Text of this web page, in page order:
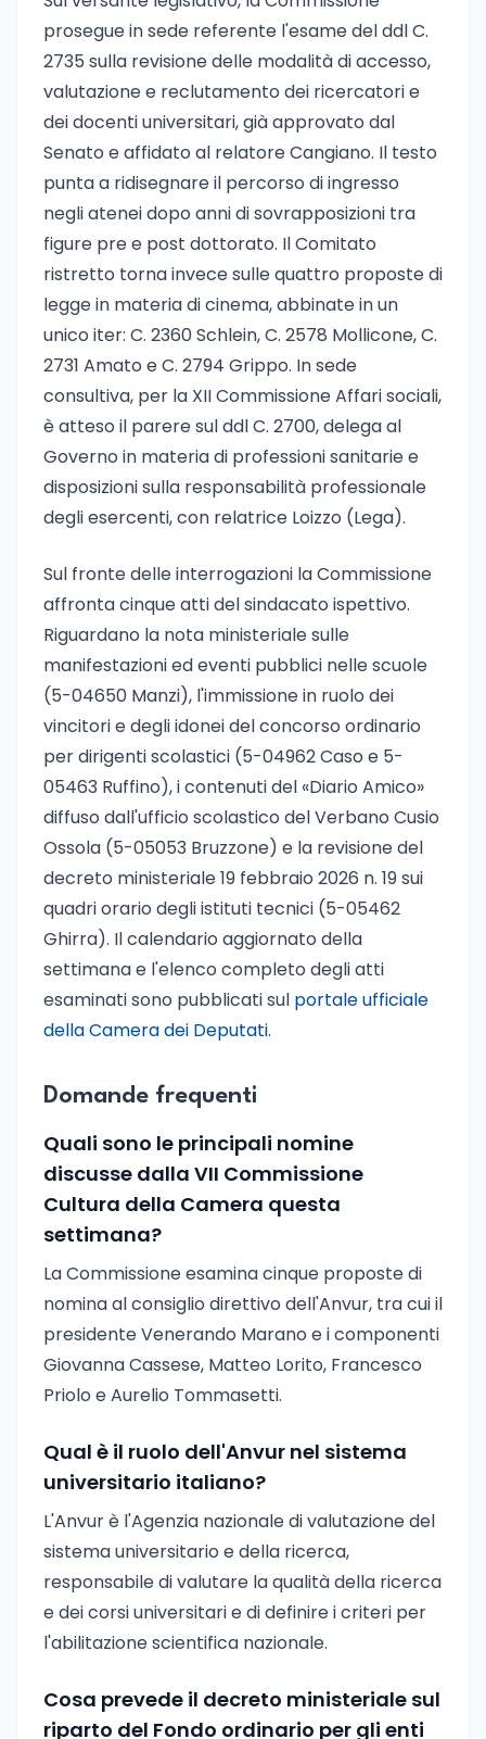
prosegue in sede referente l'esame del ddl C.
2735 sulla revisione delle modalità di accesso,
valutazione e reclutamento dei ricercatori e
dei docenti universitari, già approvato dal
Senato e affidato al relatore Cangiano. Il testo
punta a ridisegnare il percorso di ingresso
negli atenei dopo anni di sovrapposizioni tra
figure pre e post dottorato. Il Comitato
ristretto torna invece sulle quattro proposte di
legge in materia di cinema, abbinate in un
unico iter: C. 2360 Schlein, C. 2578 Mollicone, C.
2731 Amato e C. 2794 Grippo. In sede
consultiva, per la XII Commissione Affari sociali,
è atteso il parere sul ddl C. 2700, delega al
Governo in materia di professioni sanitarie e
disposizioni sulla responsabilità professionale
degli esercenti, con relatrice Loizzo (Lega).
Sul fronte delle interrogazioni la Commissione
affronta cinque atti del sindacato ispettivo.
Riguardano la nota ministeriale sulle
manifestazioni ed eventi pubblici nelle scuole
(5-04650 Manzi), l'immissione in ruolo dei
vincitori e degli idonei del concorso ordinario
per dirigenti scolastici (5-04962 Caso e 5-
05463 Ruffino), i contenuti del «Diario Amico»
diffuso dall'ufficio scolastico del Verbano Cusio
Ossola (5-05053 Bruzzone) e la revisione del
decreto ministeriale 19 febbraio 2026 n. 19 sui
quadri orario degli istituti tecnici (5-05462
Ghirra). Il calendario aggiornato della
settimana e l'elenco completo degli atti
esaminati sono pubblicati sul portale ufficiale
della Camera dei Deputati.
Domande frequenti
Quali sono le principali nomine
discusse dalla VII Commissione
Cultura della Camera questa
settimana?
La Commissione esamina cinque proposte di
nomina al consiglio direttivo dell'Anvur, tra cui il
presidente Venerando Marano e i componenti
Giovanna Cassese, Matteo Lorito, Francesco
Priolo e Aurelio Tommasetti.
Qual è il ruolo dell'Anvur nel sistema
universitario italiano?
L'Anvur è l'Agenzia nazionale di valutazione del
sistema universitario e della ricerca,
responsabile di valutare la qualità della ricerca
e dei corsi universitari e di definire i criteri per
l'abilitazione scientifica nazionale.
Cosa prevede il decreto ministeriale sul
riparto del Fondo ordinario per gli enti